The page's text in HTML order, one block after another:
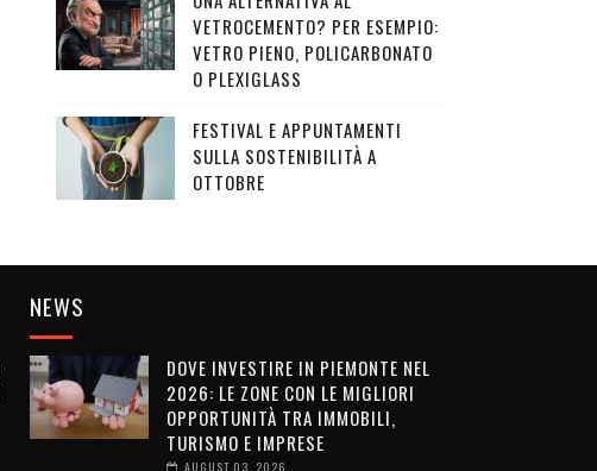
VETROCEMENTO? PER ESEMPIO:
VETRO PIENO, POLICARBONATO
O PLEXIGLASS
FESTIVAL E APPUNTAMENTI
SULLA SOSTENIBILITÀ A
OTTOBRE
NEWS
DOVE INVESTIRE IN PIEMONTE NEL
2026: LE ZONE CON LE MIGLIORI
OPPORTUNITÀ TRA IMMOBILI,
TURISMO E IMPRESE
AUGUST 03, 2026